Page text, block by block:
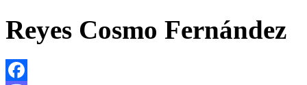
Reyes Cosmo Fernández